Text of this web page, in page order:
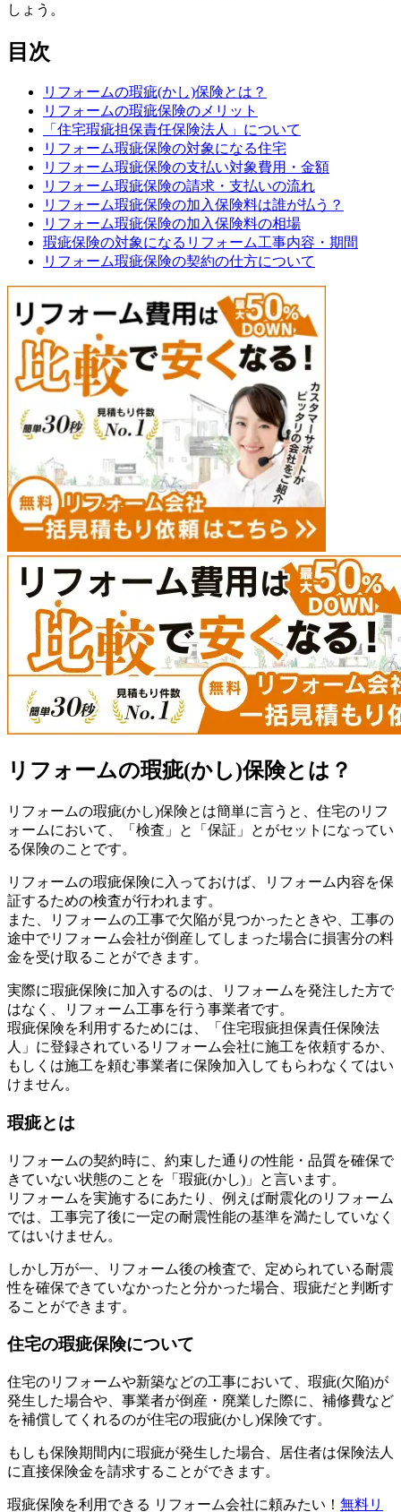
しょう。
目次
リフォームの瑕疵(かし)保険とは？
リフォームの瑕疵保険のメリット
「住宅瑕疵担保責任保険法人」について
リフォーム瑕疵保険の対象になる住宅
リフォーム瑕疵保険の支払い対象費用・金額
リフォーム瑕疵保険の請求・支払いの流れ
リフォーム瑕疵保険の加入保険料は誰が払う？
リフォーム瑕疵保険の加入保険料の相場
瑕疵保険の対象になるリフォーム工事内容・期間
リフォーム瑕疵保険の契約の仕方について
リフォームの瑕疵(かし)保険とは？
リフォームの瑕疵(かし)保険とは簡単に言うと、住宅のリフ
ォームにおいて、「検査」と「保証」とがセットになってい
る保険のことです。
リフォームの瑕疵保険に入っておけば、リフォーム内容を保
証するための検査が行われます。
また、リフォームの工事で欠陥が見つかったときや、工事の
途中でリフォーム会社が倒産してしまった場合に損害分の料
金を受け取ることができます。
実際に瑕疵保険に加入するのは、リフォームを発注した方で
はなく、リフォーム工事を行う事業者です。
瑕疵保険を利用するためには、「住宅瑕疵担保責任保険法
人」に登録されているリフォーム会社に施工を依頼するか、
もしくは施工を頼む事業者に保険加入してもらわなくてはい
けません。
瑕疵とは
リフォームの契約時に、約束した通りの性能・品質を確保で
きていない状態のことを「瑕疵(かし)」と言います。
リフォームを実施するにあたり、例えば耐震化のリフォーム
では、工事完了後に一定の耐震性能の基準を満たしていなく
てはいけません。
しかし万が一、リフォーム後の検査で、定められている耐震
性を確保できていなかったと分かった場合、瑕疵だと判断す
ることができます。
住宅の瑕疵保険について
住宅のリフォームや新築などの工事において、瑕疵(欠陥)が
発生した場合や、事業者が倒産・廃業した際に、補修費など
を補償してくれるのが住宅の瑕疵(かし)保険です。
もしも保険期間内に瑕疵が発生した場合、居住者は保険法人
に直接保険金を請求することができます。
瑕疵保険を利用できる リフォーム会社に頼みたい！ 無料リ